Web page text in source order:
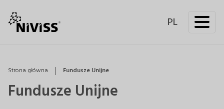
PL
Strona główna Fundusze Unijne
Fundusze Unijne